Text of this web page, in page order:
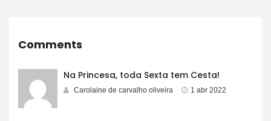
Comments
Na Princesa, toda Sexta tem Cesta!
Carolaine de carvalho oliveira 1 abr 2022